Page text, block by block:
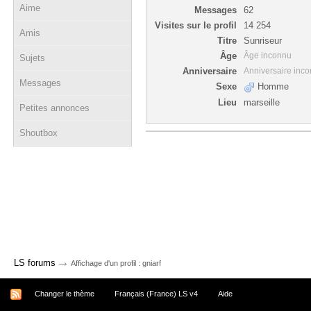
Aime
Amis
Sujets
Messages
Petites annonces
Shoutbox
Messages
62
Visites sur le profil
14 254
Titre
Sunriseur
Âge
Âge inconnu
Anniversaire Anniversaire
Sexe
Homme
Lieu
marseille
LS forums → Affichage d'un profil : gniarf
Changer le thème Français (France) LS v4 Aide